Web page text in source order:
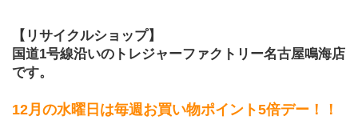
【リサイクルショップ】
国道1号線沿いのトレジャーファクトリー名古屋鳴海店
です。
12月の水曜日は毎週お買い物ポイント5倍デー！！